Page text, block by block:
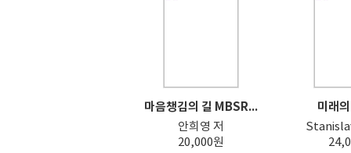
마음챙김의 길 MBSR...
안희영 저
20,000원
미래